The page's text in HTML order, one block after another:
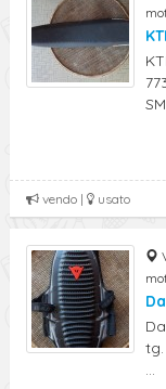
vendo | usato
...